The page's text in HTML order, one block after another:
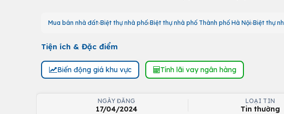
Mua bán nhà đất Biệt thự nhà phố Biệt thự nhà phố Thành phố Hà Nội Biệt thự
Tiện ích & Đặc điểm
Biến động giá khu vực Tính lãi vay ngân hàng
NGÀY ĐĂNG
17/04/2024
LOẠI TIN
Tin thường